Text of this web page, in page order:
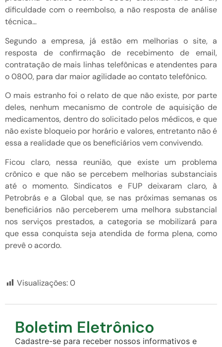
dificuldade com o reembolso, a não resposta de análise
técnica…
Segundo a empresa, já estão em melhorias o site, a
resposta de confirmação de recebimento de email,
contratação de mais linhas telefônicas e atendentes para
o 0800, para dar maior agilidade ao contato telefônico.
O mais estranho foi o relato de que não existe, por parte
deles, nenhum mecanismo de controle de aquisição de
medicamentos, dentro do solicitado pelos médicos, e que
não existe bloqueio por horário e valores, entretanto não é
essa a realidade que os beneficiários vem convivendo.
Ficou claro, nessa reunião, que existe um problema
crônico e que não se percebem melhorias substanciais
até o momento. Sindicatos e FUP deixaram claro, à
Petrobrás e a Global que, se nas próximas semanas os
beneficiários não perceberem uma melhora substancial
nos serviços prestados, a categoria se mobilizará para
que essa conquista seja atendida de forma plena, como
prevê o acordo.
Visualizações:0
Boletim Eletrônico
Cadastre-se para receber nossos informativos e